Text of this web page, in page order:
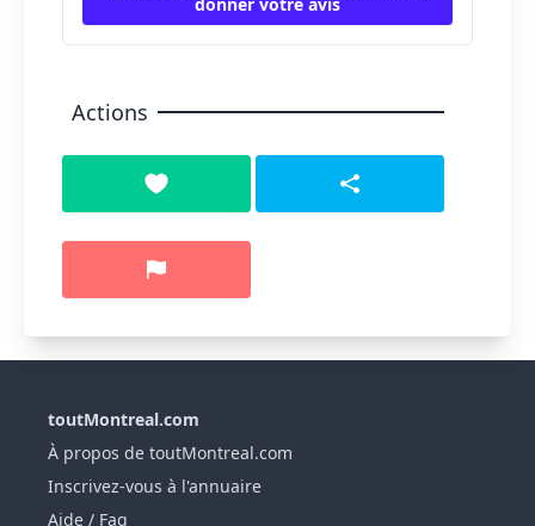
Actions
toutMontreal.com
À propos de toutMontreal.com
Inscrivez-vous à l'annuaire
Aide / Faq